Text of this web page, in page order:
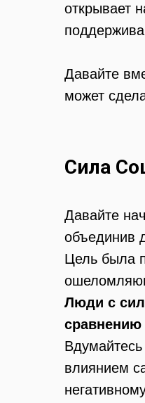
открывает
Давайте
может
Сила
Давайте
объединив
Цель была
Люди с
сравнению
влиянием